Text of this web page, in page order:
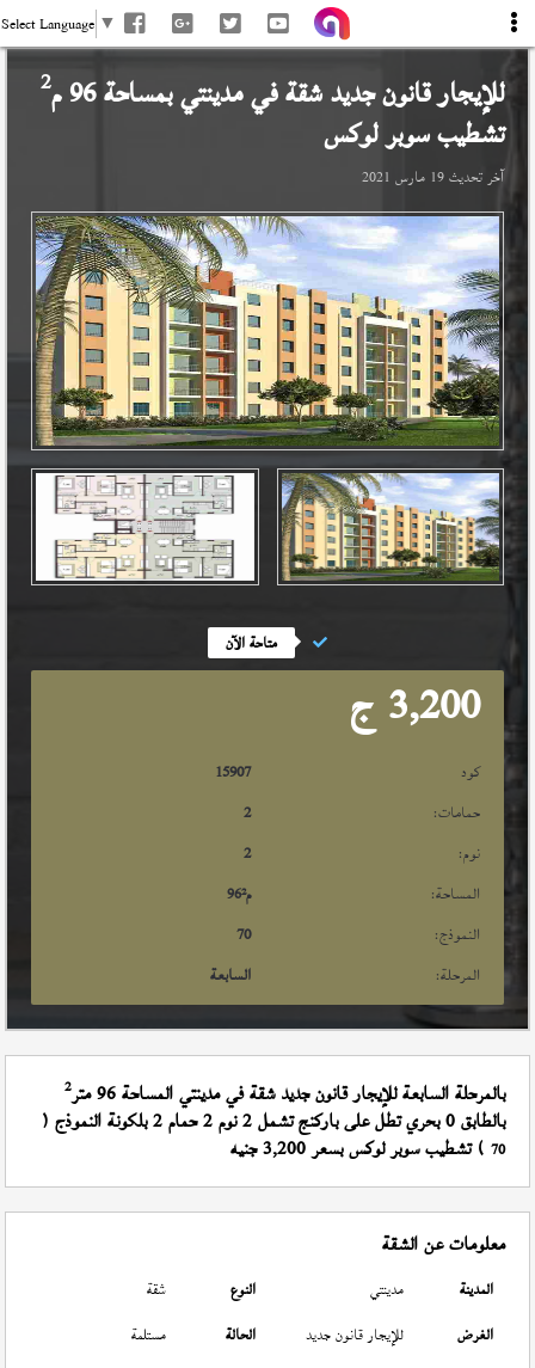
Select Language ▼
للإيجار قانون جديد شقة فيمدينتيبمساحة 96 م 2
تشطيب سوبر لوكس
آخر تحديث19 مارس 2021
متاحة الآن
3,200 ج
كود
15907
حمامات:
2
نوم:
2
المساحة:
96م²
النموذج:
70
المرحلة:
السابعة
بالمرحلة السابعة للإيجار قانون جديد شقة في مدينتي المساحة 96 متر 2
بالطابق 0 بحري تطل على باركنج تشمل 2 نوم 2 حمام 2 بلكونة النموذج (
70 ) تشطيب سوبر لوكس بسعر 3,200 جنيه
معلومات عن الشقة
المدينة مدينتي النوع
شقة
الغرض
للإيجار قانون جديد الحالة
مستلمة